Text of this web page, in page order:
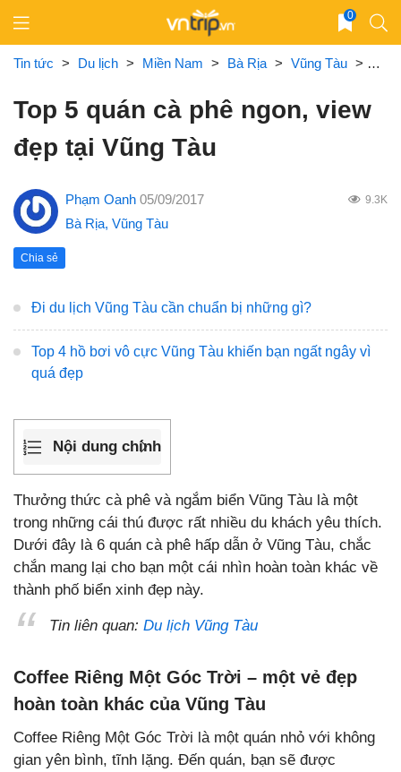
content
0
Tin tức > Du lịch > Miền Nam > Bà Rịa > Vũng Tàu > Top
Top 5 quán cà phê ngon, view
đẹp tại Vũng Tàu
Phạm Oanh 05/09/2017 9.3K
Bà Rịa, Vũng Tàu
Chia sẻ
Đi du lịch Vũng Tàu cần chuẩn bị những gì?
Top 4 hồ bơi vô cực Vũng Tàu khiến bạn ngất ngây vì
quá đẹp
Nội dung chính
Thưởng thức cà phê và ngắm biển Vũng Tàu là một
trong những cái thú được rất nhiều du khách yêu thích.
Dưới đây là 6 quán cà phê hấp dẫn ở Vũng Tàu, chắc
chắn mang lại cho bạn một cái nhìn hoàn toàn khác về
thành phố biển xinh đẹp này.
Tin liên quan: Du lịch Vũng Tàu
Coffee Riêng Một Góc Trời – một vẻ đẹp
hoàn toàn khác của Vũng Tàu
Coffee Riêng Một Góc Trời là một quán nhỏ với không
gian yên bình, tĩnh lặng. Đến quán, bạn sẽ được